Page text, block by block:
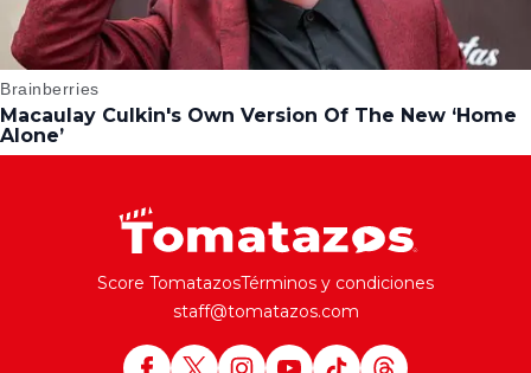
Score TomatazosTérminos y condiciones
staff@tomatazos.com